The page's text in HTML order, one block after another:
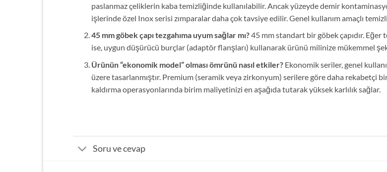
paslanmaz çeliklerin kaba temizliğinde kullanılabilir. Ancak yüzeyde demir
işlerinde özel Inox serisi zımparalar daha çok tavsiye edilir. Genel kullanım amaçlı
45 mm göbek çapı tezgahıma uyum sağlar mı?45 mm standart bir göbek çapıdır. Eğer
ise, uygun düşürücü burçlar (adaptör flanşları) kullanarak ürünü milinize mükemmel
Ürünün “ekonomik model” olması ömrünü nasıl etkiler?Ekonomik seriler, genel
üzere tasarlanmıştır. Premium (seramik veya zirkonyum) serilere göre daha rekabetçi
kaldırma operasyonlarında birim maliyetinizi en aşağıda tutarak yüksek karlılık sağlar.
Soru ve cevap